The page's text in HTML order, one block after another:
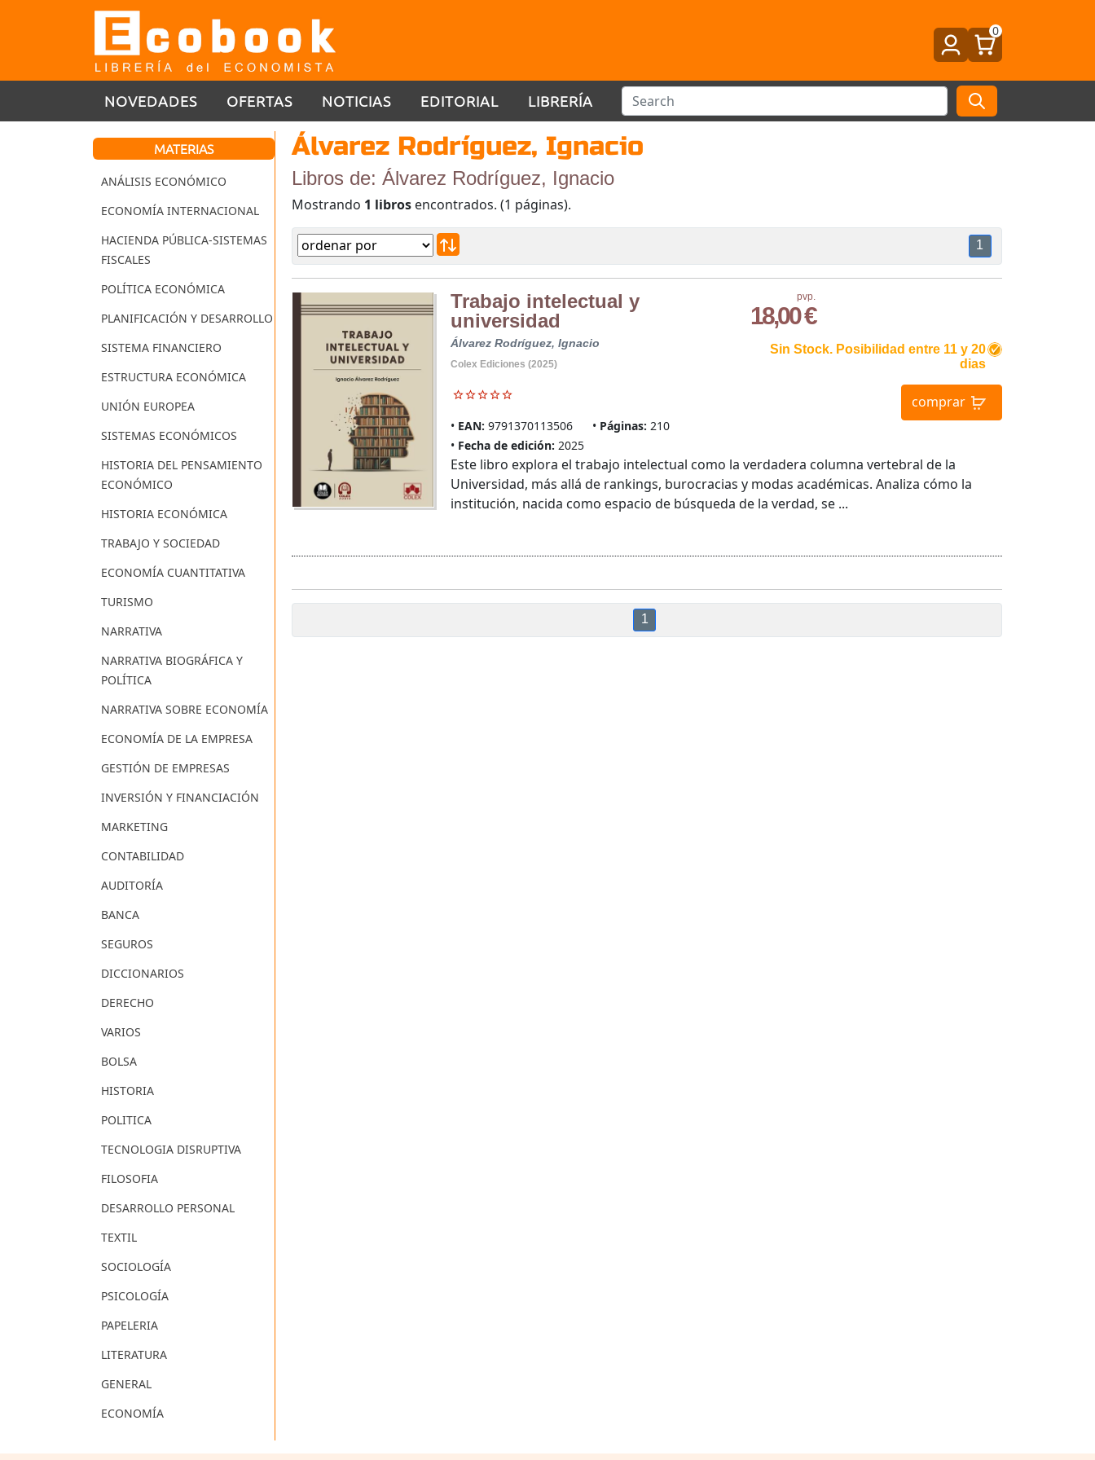
0
NOVEDADES OFERTAS NOTICIAS EDITORIAL LIBRERÍA
MATERIAS
ANÁLISIS ECONÓMICO
ECONOMÍA INTERNACIONAL
HACIENDA PÚBLICA-SISTEMAS
FISCALES
POLÍTICA ECONÓMICA
PLANIFICACIÓN Y DESARROLLO
SISTEMA FINANCIERO
ESTRUCTURA ECONÓMICA
UNIÓN EUROPEA
SISTEMAS ECONÓMICOS
HISTORIA DEL PENSAMIENTO
ECONÓMICO
HISTORIA ECONÓMICA
TRABAJO Y SOCIEDAD
ECONOMÍA CUANTITATIVA
TURISMO
NARRATIVA
NARRATIVA BIOGRÁFICA Y
POLÍTICA
NARRATIVA SOBRE ECONOMÍA
ECONOMÍA DE LA EMPRESA
GESTIÓN DE EMPRESAS
INVERSIÓN Y FINANCIACIÓN
MARKETING
CONTABILIDAD
AUDITORÍA
BANCA
SEGUROS
DICCIONARIOS
DERECHO
VARIOS
BOLSA
HISTORIA
POLITICA
TECNOLOGIA DISRUPTIVA
FILOSOFIA
DESARROLLO PERSONAL
TEXTIL
SOCIOLOGÍA
PSICOLOGÍA
PAPELERIA
LITERATURA
GENERAL
ECONOMÍA
Álvarez Rodríguez, Ignacio
Libros de: Álvarez Rodríguez, Ignacio
Mostrando 1 libros encontrados. (1 páginas).
1
Trabajo intelectual y
universidad
Álvarez Rodríguez, Ignacio
Colex Ediciones (2025)
EAN: 9791370113506 Páginas: 210
Fecha de edición: 2025
pvp.
18,00 €
Sin Stock. Posibilidad entre 11 y 20
dias
comprar
Este libro explora el trabajo intelectual como la verdadera columna vertebral de la
Universidad, más allá de rankings, burocracias y modas académicas. Analiza cómo la
institución, nacida como espacio de búsqueda de la verdad, se ...
1